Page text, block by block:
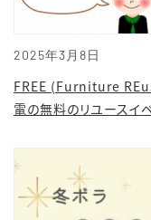
2025年3月8日
FREE (Furniture
電の無料のリユースイ